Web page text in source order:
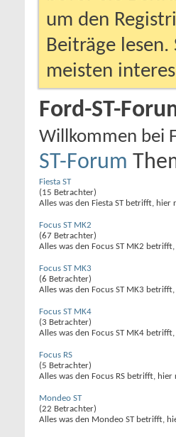
um den
Beiträge lesen.
meisten
Ford-ST-
Willkommen bei
ST-Forum
Fiesta ST
(15 Betrachter)
Alles was den Fiesta ST betrifft, hier
Focus ST MK2
(67 Betrachter)
Alles was den Focus ST MK2
Focus ST MK3
(6 Betrachter)
Alles was den Focus ST MK3
Focus ST MK4
(3 Betrachter)
Alles was den Focus ST MK4
Focus RS
(5 Betrachter)
Alles was den Focus RS betrifft, hier
Mondeo ST
(22 Betrachter)
Alles was den Mondeo ST betrifft,